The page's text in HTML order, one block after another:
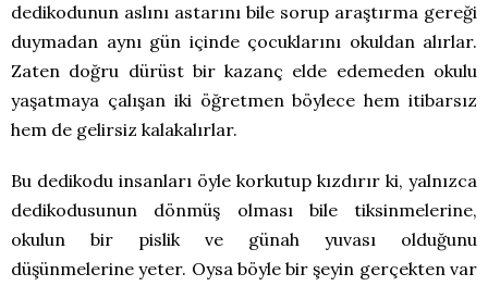
dedikodunun aslını astarını bile sorup araştırma gereği
duymadan aynı gün içinde çocuklarını okuldan alırlar.
Zaten doğru dürüst bir kazanç elde edemeden okulu
yaşatmaya çalışan iki öğretmen böylece hem itibarsız
hem de gelirsiz kalakalırlar.
Bu dedikodu insanları öyle korkutup kızdırır ki, yalnızca
dedikodusunun dönmüş olması bile tiksinmelerine,
okulun bir pislik ve günah yuvası olduğunu
düşünmelerine yeter. Oysa böyle bir şeyin gerçekten var